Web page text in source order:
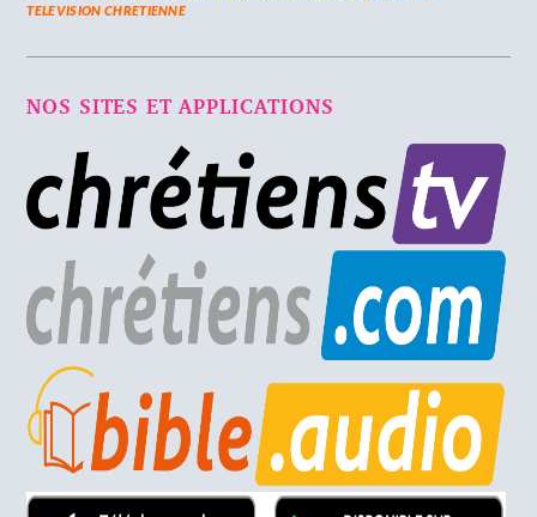
TELEVISION CHRETIENNE
NOS SITES ET APPLICATIONS